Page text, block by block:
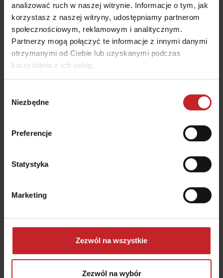
analizować ruch w naszej witrynie. Informacje o tym, jak
korzystasz z naszej witryny, udostępniamy partnerom
społecznościowym, reklamowym i analitycznym.
Partnerzy mogą połączyć te informacje z innymi danymi
otrzymanymi od Ciebie lub uzyskanymi podczas
korzystania z ich usług.
zgody
Niezbędne
Preferencje
Statystyka
Marketing
Zezwól na wszystkie
Zezwól na wybór
lub quickstart?
Skorzystaj z naszej wyszukiwarki
Siewniki rzędowe, siewniki punktowe,
maszyny uprawowe